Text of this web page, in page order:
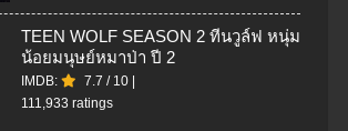
TEEN WOLF SEASON 2 ทีนวูล์ฟ หนุ่ม
น้อยมนุษย์หมาป่า ปี 2
IMDB: 7.7 / 10
111,933 ratings